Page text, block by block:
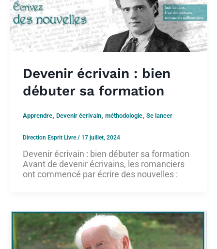
Devenir écrivain : bien
débuter sa formation
Apprendre, Devenir écrivain, méthodologie, Se lancer
Direction Esprit Livre/ 17 juillet, 2024
Devenir écrivain : bien débuter sa formation
Avant de devenir écrivains, les romanciers
ont commencé par écrire des nouvelles :